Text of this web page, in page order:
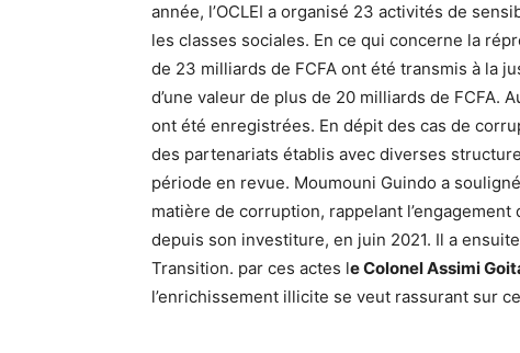
année, l’OCLEI a organisé 23 activités de
les classes sociales. En ce qui concerne la
de 23 milliards de FCFA ont été transmis à la
d’une valeur de plus de 20 milliards de FCFA.
ont été enregistrées. En dépit des cas de
des partenariats établis avec diverses
période en revue. Moumouni Guindo a
matière de corruption, rappelant
depuis son investiture, en juin 2021. Il a
Transition. par ces actes le Colonel Assimi
l’enrichissement illicite se veut rassurant sur